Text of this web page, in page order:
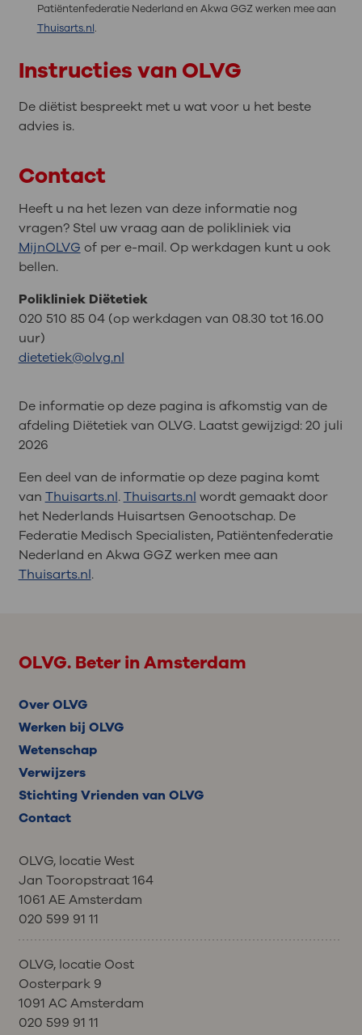
Patiëntenfederatie Nederland en Akwa GGZ werken mee aan
Thuisarts.nl.
Instructies van OLVG
De diëtist bespreekt met u wat voor u het beste
advies is.
Contact
Heeft u na het lezen van deze informatie nog
vragen? Stel uw vraag aan de polikliniek via
MijnOLVG of per e-mail. Op werkdagen kunt u ook
bellen.
Polikliniek Diëtetiek
020 510 85 04 (op werkdagen van 08.30 tot 16.00
uur)
dietetiek@olvg.nl
De informatie op deze pagina is afkomstig van de
afdeling Diëtetiek van OLVG. Laatst gewijzigd:20 juli
2026
Een deel van de informatie op deze pagina komt
van Thuisarts.nl.Thuisarts.nl wordt gemaakt door
het Nederlands Huisartsen Genootschap. De
Federatie Medisch Specialisten, Patiëntenfederatie
Nederland en Akwa GGZ werken mee aan
Thuisarts.nl.
OLVG. Beter in Amsterdam
Over OLVG
Werken bij OLVG
Wetenschap
Verwijzers
Stichting Vrienden van OLVG
Contact
OLVG, locatie West
Jan Tooropstraat 164
1061 AE Amsterdam
020 599 91 11
OLVG, locatie Oost
Oosterpark 9
1091 AC Amsterdam
020 599 91 11